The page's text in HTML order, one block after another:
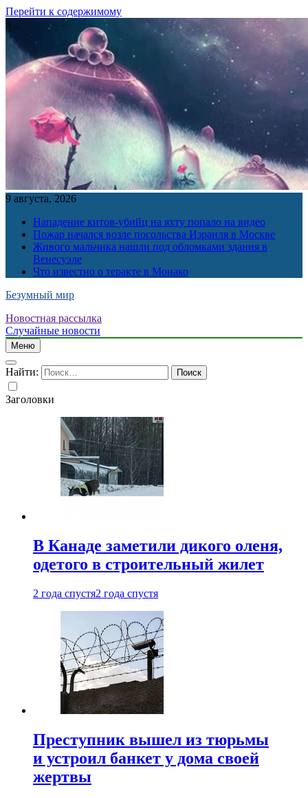
Перейти к содержимому
9 августа, 2026
Нападение китов-убийц на яхту попало на видео
Пожар начался возле посольства Израиля в Москве
Живого мальчика нашли под обломками здания в
Венесуэле
Что известно о теракте в Монако
Безумный мир
Новостная рассылка
Случайные новости
Меню
Найти:
Заголовки
В Канаде заметили дикого оленя,
одетого в строительный жилет
2 года спустя2 года спустя
Преступник вышел из тюрьмы
и устроил банкет у дома своей
жертвы